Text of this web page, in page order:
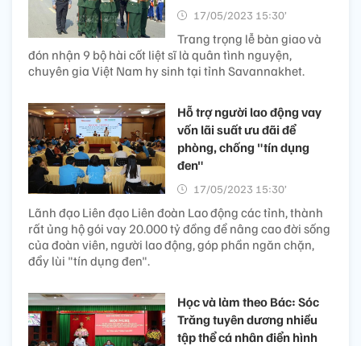
17/05/2023 15:30’
Trang trọng lễ bàn giao và
đón nhận 9 bộ hài cốt liệt sĩ là quân tình nguyện,
chuyên gia Việt Nam hy sinh tại tỉnh Savannakhet.
Hỗ trợ người lao động vay
vốn lãi suất ưu đãi để
phòng, chống "tín dụng
đen"
17/05/2023 15:30’
Lãnh đạo Liên đạo Liên đoàn Lao động các tỉnh, thành
rất ủng hộ gói vay 20.000 tỷ đồng để nâng cao đời sống
của đoàn viên, người lao động, góp phần ngăn chặn,
đẩy lùi "tín dụng đen".
Học và làm theo Bác: Sóc
Trăng tuyên dương nhiều
tập thể cá nhân điển hình